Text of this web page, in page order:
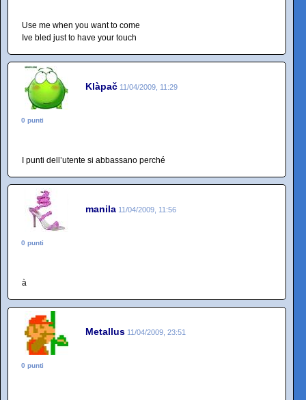
Use me when you want to come
Ive bled just to have your touch
Klàpač 11/04/2009, 11:29
0 punti
I punti dell’utente si abbassano perché
manila 11/04/2009, 11:56
0 punti
à
Metallus 11/04/2009, 23:51
0 punti